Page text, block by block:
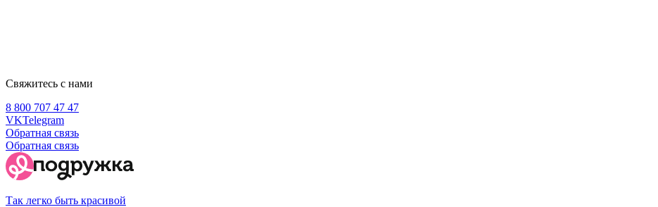
Свяжитесь с нами
8 800 707 47 47
VKTelegram
Обратная связь
Обратная связь
Так легко быть красивой